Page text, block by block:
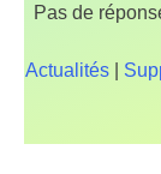
Pas de
Actualités|